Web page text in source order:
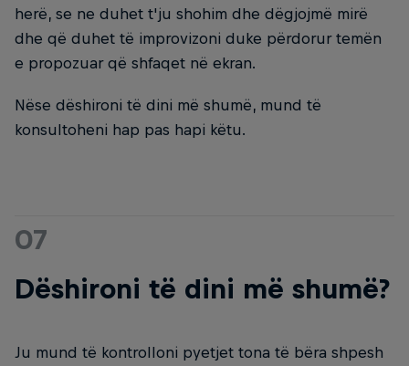
herë, se ne duhet t'ju shohim dhe dëgjojmë mirë
dhe që duhet të improvizoni duke përdorur temën
e propozuar që shfaqet në ekran.
Nëse dëshironi të dini më shumë, mund të
konsultoheni hap pas hapi këtu.
07
Dëshironi të dini më shumë?
Ju mund të kontrolloni pyetjet tona të bëra shpesh